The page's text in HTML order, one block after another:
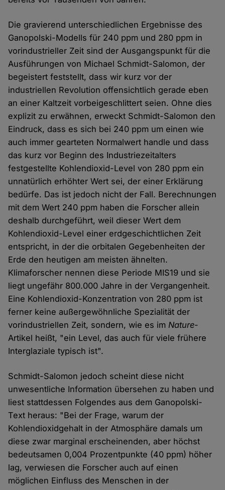
Die gravierend unterschiedlichen Ergebnisse des
Ganopolski-Modells für 240 ppm und 280 ppm in
vorindustrieller Zeit sind der Ausgangspunkt für die
Ausführungen von Michael Schmidt-Salomon, der
begeistert feststellt, dass wir kurz vor der
industriellen Revolution offensichtlich gerade eben
an einer Kaltzeit vorbeigeschlittert seien. Ohne dies
explizit zu erwähnen, erweckt Schmidt-Salomon den
Eindruck, dass es sich bei 240 ppm um einen wie
auch immer gearteten Normalwert handle und dass
das kurz vor Beginn des Industriezeitalters
festgestellte Kohlendioxid-Level von 280 ppm ein
unnatürlich erhöhter Wert sei, der einer Erklärung
bedürfe. Das ist jedoch nicht der Fall. Berechnungen
mit dem Wert 240 ppm haben die Forscher allein
deshalb durchgeführt, weil dieser Wert dem
Kohlendioxid-Level einer erdgeschichtlichen Zeit
entspricht, in der die orbitalen Gegebenheiten der
Erde den heutigen am meisten ähnelten.
Klimaforscher nennen diese Periode MIS19 und sie
liegt ungefähr 800.000 Jahre in der Vergangenheit.
Eine Kohlendioxid-Konzentration von 280 ppm ist
ferner keine außergewöhnliche Spezialität der
vorindustriellen Zeit, sondern, wie es im Nature-
Artikel heißt, "ein Level, das auch für viele frühere
Interglaziale typisch ist".
Schmidt-Salomon jedoch scheint diese nicht
unwesentliche Information übersehen zu haben und
liest stattdessen Folgendes aus dem Ganopolski-
Text heraus: "Bei der Frage, warum der
Kohlendioxidgehalt in der Atmosphäre damals um
diese zwar marginal erscheinenden, aber höchst
bedeutsamen 0,004 Prozentpunkte (40 ppm) höher
lag, verwiesen die Forscher auch auf einen
möglichen Einfluss des Menschen in der